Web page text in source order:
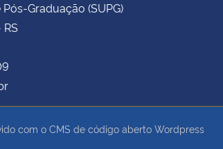
Graduação (SUPG)
com o CMS de código aberto Wordpress